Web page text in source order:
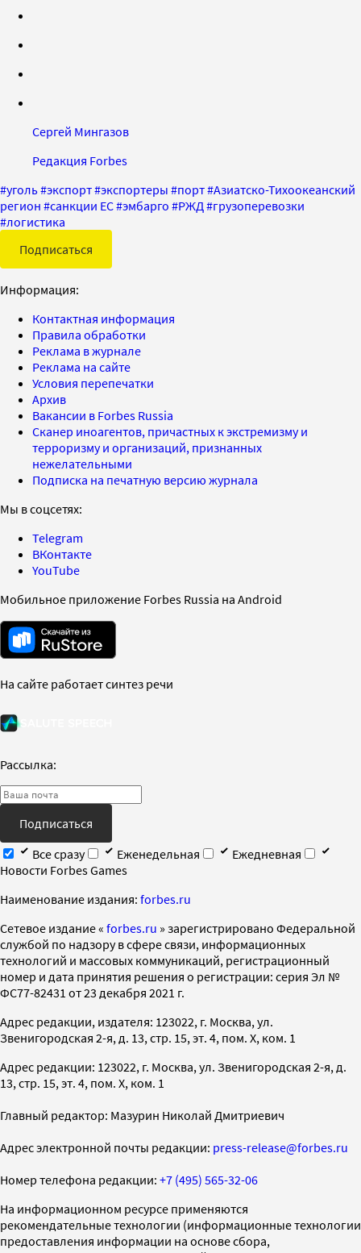
Сергей Мингазов
Редакция Forbes
#уголь#экспорт#экспортеры #порт#Азиатско-Тихоокеанский
регион #санкции ЕС#эмбарго #РЖД #грузоперевозки
#логистика
Подписаться
Информация:
Контактная информация
Правила обработки
Реклама в журнале
Реклама на сайте
Условия перепечатки
Архив
Вакансии в Forbes Russia
Сканер иноагентов, причастных к экстремизму и
терроризму и организаций, признанных
нежелательными
Подписка на печатную версию журнала
Мы в соцсетях:
Telegram
ВКонтакте
YouTube
Мобильное приложение Forbes Russia на Android
На сайте работает синтез речи
Рассылка:
Подписаться
Все сразу
Еженедельная
Ежедневная
Новости Forbes Games
Наименование издания: forbes.ru
Cетевое издание « forbes.ru » зарегистрировано Федеральной
службой по надзору в сфере связи, информационных
технологий и массовых коммуникаций, регистрационный
номер и дата принятия решения о регистрации: серия Эл №
ФС77-82431 от 23 декабря 2021 г.
Адрес редакции, издателя: 123022, г. Москва, ул.
Звенигородская 2-я, д. 13, стр. 15, эт. 4, пом. X, ком. 1
Адрес редакции: 123022, г. Москва, ул. Звенигородская 2-я, д.
13, стр. 15, эт. 4, пом. X, ком. 1
Главный редактор: Мазурин Николай Дмитриевич
Адрес электронной почты редакции: press-release@forbes.ru
Номер телефона редакции: +7 (495) 565-32-06
На информационном ресурсе применяются
рекомендательные технологии (информационные технологии
предоставления информации на основе сбора,